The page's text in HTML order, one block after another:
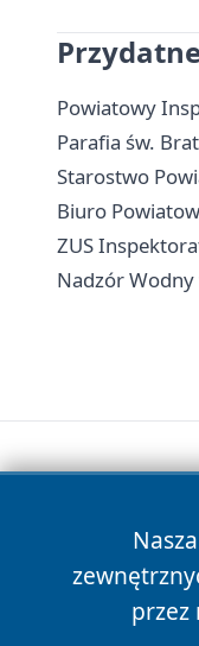
Powiatowy
Parafia św.
Starostwo
Biuro
ZUS
Nadzór
przez